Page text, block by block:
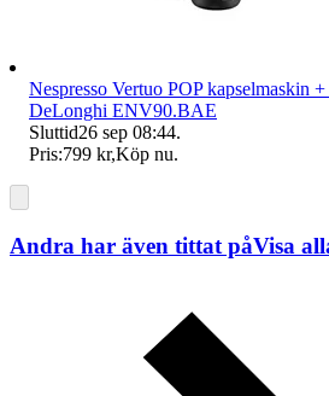
Nespresso Vertuo POP kapselmaskin
DeLonghi ENV90.BAE
Sluttid26 sep 08:44.
Pris:799 kr,Köp nu.
Andra har även tittat påVisa